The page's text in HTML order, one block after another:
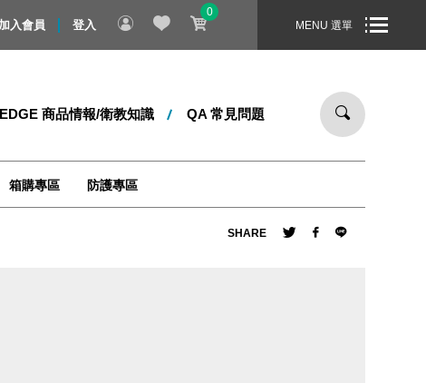
父親節禮物！即日起 ～ 8/31 止，全站消費滿 1000 元，即享免
加入會員 登入
0
MENU 選單
商品情報/衛教知識 QA 常見問題
箱購專區 防護專區
SHARE